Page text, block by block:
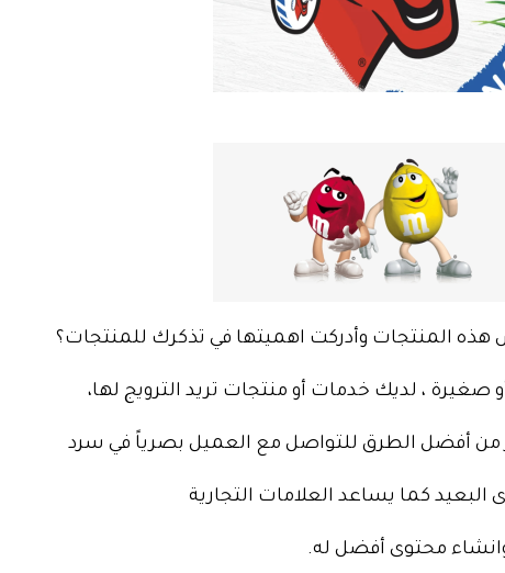
المنتجات وأدركت اهميتها في تذكرك للمنتجات؟
، لديك خدمات أو منتجات تريد الترويج لها،
أفضل الطرق للتواصل مع العميل بصرياً في سرد
البعيد كما يساعد العلامات التجارية
محتوى أفضل له.